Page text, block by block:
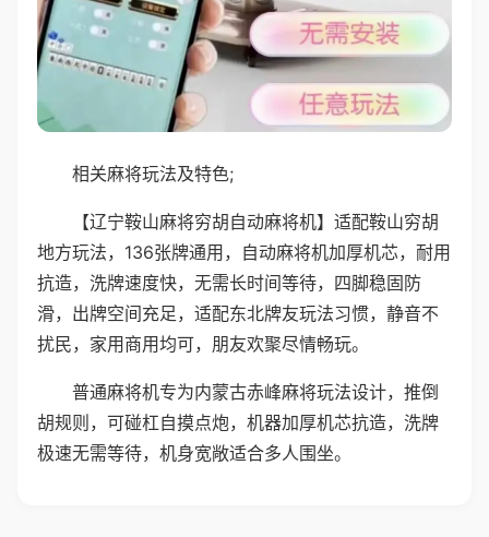
相关麻将玩法及特色;
【辽宁鞍山麻将穷胡自动麻将机】适配鞍山穷胡
地方玩法，136张牌通用，自动麻将机加厚机芯，耐用
抗造，洗牌速度快，无需长时间等待，四脚稳固防
滑，出牌空间充足，适配东北牌友玩法习惯，静音不
扰民，家用商用均可，朋友欢聚尽情畅玩。
普通麻将机专为内蒙古赤峰麻将玩法设计，推倒
胡规则，可碰杠自摸点炮，机器加厚机芯抗造，洗牌
极速无需等待，机身宽敞适合多人围坐。